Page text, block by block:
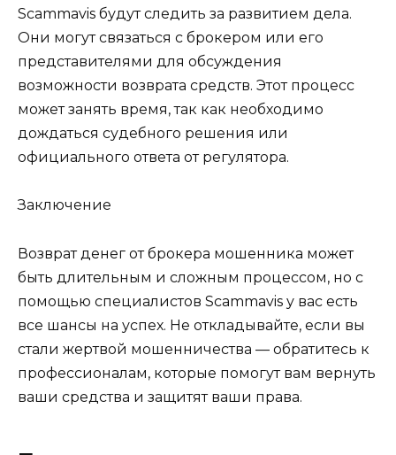
Scammavis будут следить за развитием дела.
Они могут связаться с брокером или его
представителями для обсуждения
возможности возврата средств. Этот процесс
может занять время, так как необходимо
дождаться судебного решения или
официального ответа от регулятора.
Заключение
Возврат денег от брокера мошенника может
быть длительным и сложным процессом, но с
помощью специалистов Scammavis у вас есть
все шансы на успех. Не откладывайте, если вы
стали жертвой мошенничества — обратитесь к
профессионалам, которые помогут вам вернуть
ваши средства и защитят ваши права.